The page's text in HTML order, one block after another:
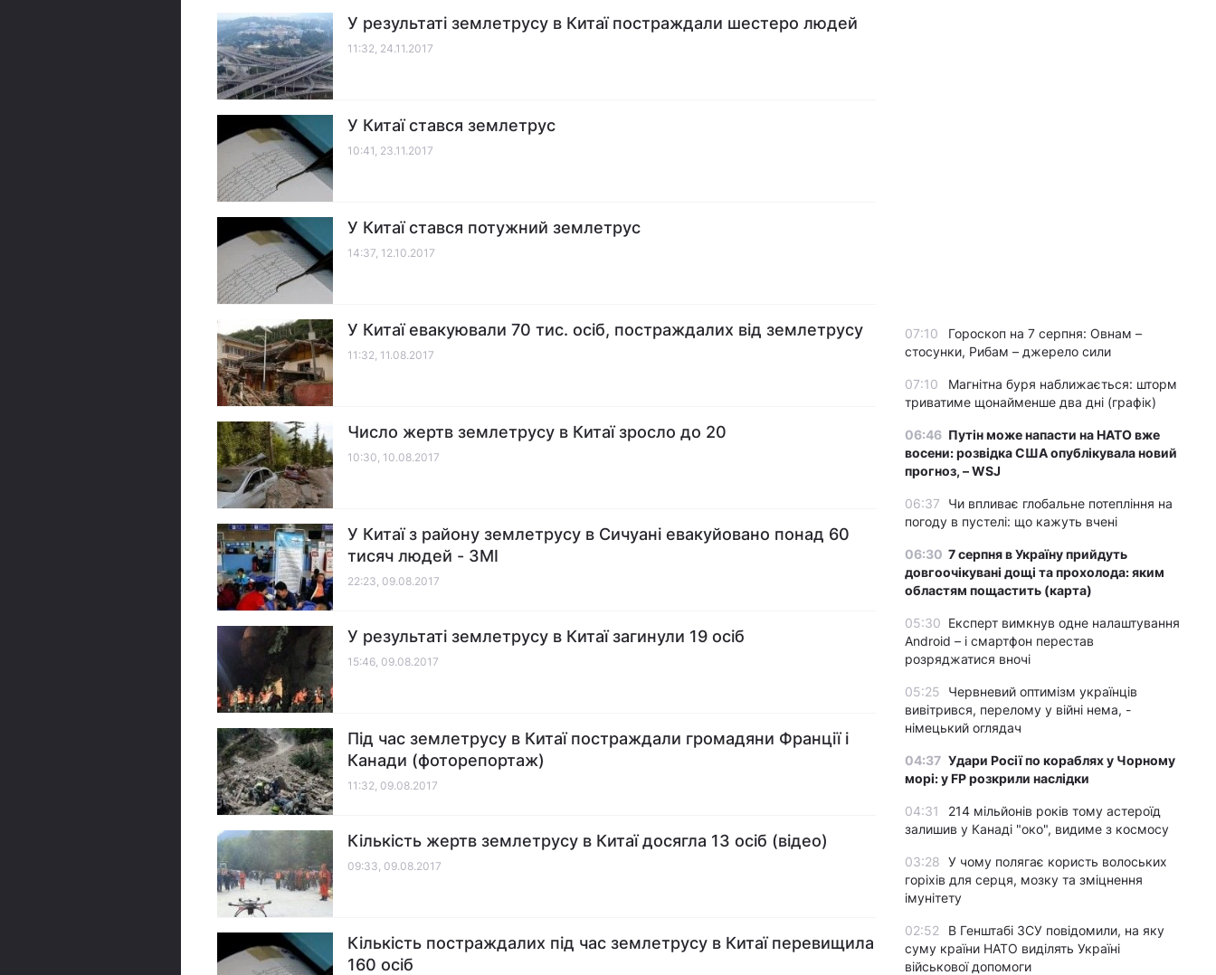
У результаті землетрусу в Китаї постраждали шестеро людей
11:32, 24.11.2017
У Китаї стався землетрус
10:41, 23.11.2017
У Китаї стався потужний землетрус
14:37, 12.10.2017
У Китаї евакуювали 70 тис. осіб, постраждалих від землетрусу
11:32, 11.08.2017
Число жертв землетрусу в Китаї зросло до 20
10:30, 10.08.2017
У Китаї з району землетрусу в Сичуані евакуйовано понад 60
тисяч людей - ЗМІ
22:23, 09.08.2017
У результаті землетрусу в Китаї загинули 19 осіб
15:46, 09.08.2017
Під час землетрусу в Китаї постраждали громадяни Франції і
Канади (фоторепортаж)
11:32, 09.08.2017
Кількість жертв землетрусу в Китаї досягла 13 осіб (відео)
09:33, 09.08.2017
Кількість постраждалих під час землетрусу в Китаї перевищила
160 осіб
07:10
Гороскоп на 7 серпня: Овнам –
стосунки, Рибам – джерело сили
07:10
Магнітна буря наближається: шторм
триватиме щонайменше два дні (графік)
06:46 Путін може напасти на НАТО вже
восени: розвідка США опублікувала новий
прогноз, – WSJ
06:37
Чи впливає глобальне потепління на
погоду в пустелі: що кажуть вчені
06:30 7 серпня в Україну прийдуть
довгоочікувані дощі та прохолода: яким
областям пощастить (карта)
05:30 Експерт вимкнув одне налаштування
Android – і смартфон перестав
розряджатися вночі
05:25
Червневий оптимізм українців
вивітрився, перелому у війні нема, -
німецький оглядач
04:37 Удари Росії по кораблях у Чорному
морі: у FP розкрили наслідки
04:31
214 мільйонів років тому астероїд
залишив у Канаді "око", видиме з космосу
03:28 У чому полягає користь волоських
горіхів для серця, мозку та зміцнення
імунітету
02:52
В Генштабі ЗСУ повідомили, на яку
суму країни НАТО виділять Україні
військової допомоги